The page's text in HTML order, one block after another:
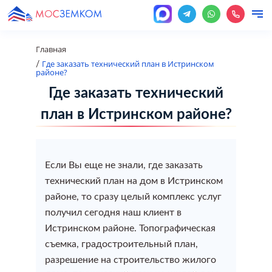
Наши услуги
Межевание земельного участка (Уточнение границ
Вынос границ в натуру (на местности)
Составление и оформление межевого плана
Перепланировка
Оформление перепланировки
Оформление перепланировки помещения
Проект на перепланировку
Узаконить перепланировку
Разрешение на строительство
Изменение вида разрешенного использования
земельного участка
Оформление недвижимости
Помощь при отказах и приостановках в Росреестре
Оформить гараж
Градостроительство
Градостроительство
Онлайн услуги
Главная
/ Где заказать технический план в Истринском
районе?
Где заказать технический
план в Истринском районе?
Если Вы еще не знали, где заказать
технический план на дом в Истринском
районе, то сразу целый комплекс услуг
получил сегодня наш клиент в
Истринском районе. Топографическая
съемка, градостроительный план,
разрешение на строительство жилого